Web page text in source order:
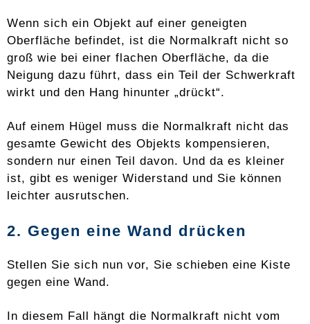
Wenn sich ein Objekt auf einer geneigten
Oberfläche befindet, ist die Normalkraft nicht so
groß wie bei einer flachen Oberfläche, da die
Neigung dazu führt, dass ein Teil der Schwerkraft
wirkt und den Hang hinunter „drückt“.
Auf einem Hügel muss die Normalkraft nicht das
gesamte Gewicht des Objekts kompensieren,
sondern nur einen Teil davon. Und da es kleiner
ist, gibt es weniger Widerstand und Sie können
leichter ausrutschen.
2. Gegen eine Wand drücken
Stellen Sie sich nun vor, Sie schieben eine Kiste
gegen eine Wand.
In diesem Fall hängt die Normalkraft nicht vom